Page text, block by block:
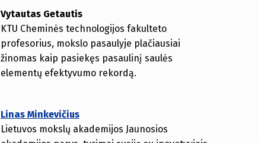
Vytautas Getautis
KTU Cheminės technologijos fakulteto
profesorius, mokslo pasaulyje plačiausiai
žinomas kaip pasiekęs pasaulinį saulės
elementų efektyvumo rekordą.
Linas Minkevičius
Lietuvos mokslų akademijos Jaunosios